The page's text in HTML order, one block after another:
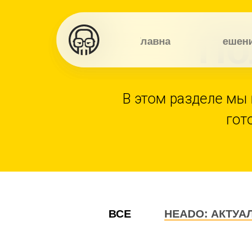
Главная
В этом разделе мы
ВСЕ HEADO: